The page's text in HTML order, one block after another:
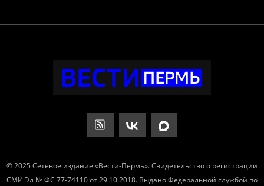
© 2025 Сетевое издание «Вести-Пермь». Свидетельство о регистрации
СМИ Эл № ФС 77-74110 от 29.10.2018. Выдано Федеральной службой по